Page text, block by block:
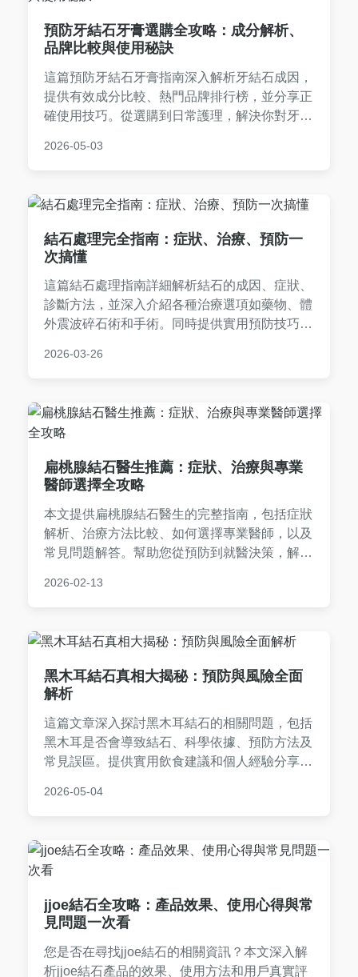
預防牙結石牙膏選購全攻略：成分解析、
品牌比較與使用秘訣
這篇預防牙結石牙膏指南深入解析牙結石成因，
提供有效成分比較、熱門品牌排行榜，並分享正
確使用技巧。從選購到日常護理，解決你對牙結
維持口腔健康。內容包含實用問答，避免常見誤
2026-05-03
結石處理完全指南：症狀、治療、預防一
次搞懂
這篇結石處理指南詳細解析結石的成因、症狀、
診斷方法，並深入介紹各種治療選項如藥物、體
外震波碎石術和手術。同時提供實用預防技巧和
理知識，減少復發風險。
2026-03-26
扁桃腺結石醫生推薦：症狀、治療與專業
醫師選擇全攻略
本文提供扁桃腺結石醫生的完整指南，包括症狀
解析、治療方法比較、如何選擇專業醫師，以及
常見問題解答。幫助您從預防到就醫決策，解決
薦。
2026-02-13
黑木耳結石真相大揭秘：預防與風險全面
解析
這篇文章深入探討黑木耳結石的相關問題，包括
黑木耳是否會導致結石、科學依據、預防方法及
常見誤區。提供實用飲食建議和個人經驗分享，
於專業知識，適合關注腎結石預防的讀者閱讀。
2026-05-04
jjoe結石全攻略：產品效果、使用心得與常
見問題一次看
您是否在尋找jjoe結石的相關資訊？本文深入解
析jjoe結石產品的效果、使用方法和用戶真實評